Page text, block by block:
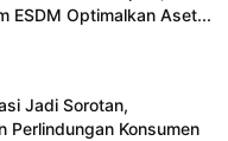
ESDM Optimalkan Aset...
Jadi Sorotan,
Perlindungan Konsumen